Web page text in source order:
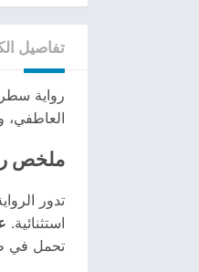
تفاصيل
رواية
العاطفي،
ملخص
تدور
استثنائية.
تحمل في